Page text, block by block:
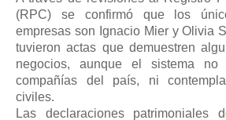
(RPC) se confirmó que los
empresas son Ignacio Mier y Olivia
tuvieron actas que demuestren
negocios, aunque el sistema
compañías del país, ni
civiles.
Las declaraciones patrimoniales